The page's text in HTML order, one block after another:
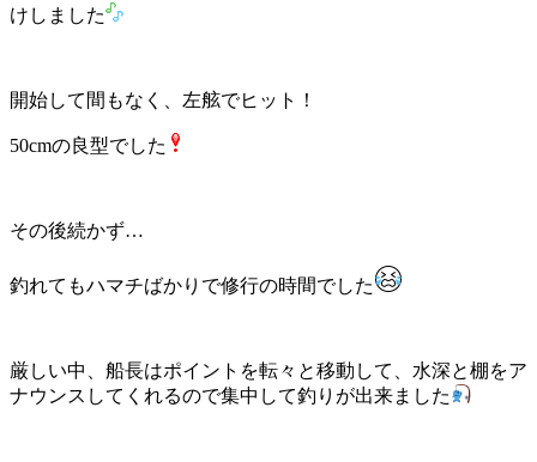
けしました
開始して間もなく、左舷でヒット！
50cmの良型でした
その後続かず…
釣れてもハマチばかりで修行の時間でした
厳しい中、船長はポイントを転々と移動して、水深と棚をア
ナウンスしてくれるので集中して釣りが出来ました